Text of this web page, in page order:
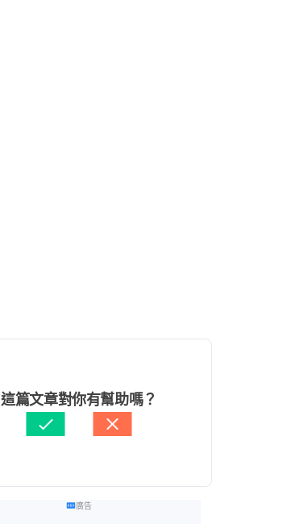
這篇文章對你有幫助嗎？
廣告